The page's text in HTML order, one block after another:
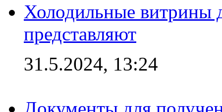
Холодильные витрины
представляют
31.5.2024, 13:24